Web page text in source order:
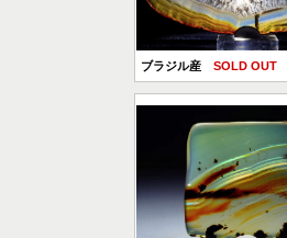
ブラジル産 SOLD OUT